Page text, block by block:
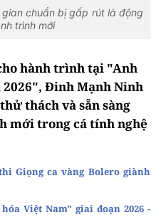
chuẩn bị gấp rút là động
trình mới
hành trình tại "Anh
Đinh Mạnh Ninh
thách và sẵn sàng
mới trong cá tính nghệ
Giọng ca vàng Bolero giành
Việt Nam" giai đoạn 2026 -